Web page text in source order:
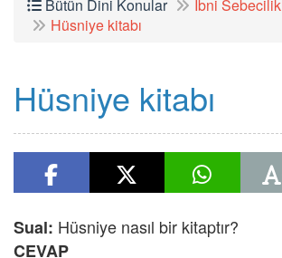
Bütün Dini Konular
İbni Sebecilik
Hüsniye kitabı
Hüsniye kitabı
Sual: Hüsniye nasıl bir kitaptır?
CEVAP